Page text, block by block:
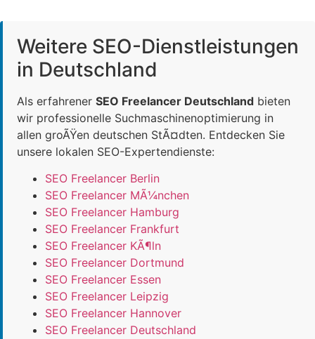
Weitere SEO-Dienstleistungen
in Deutschland
Als erfahrener SEO Freelancer Deutschland bieten
wir professionelle Suchmaschinenoptimierung in
allen groÃŸen deutschen StÃ¤dten. Entdecken Sie
unsere lokalen SEO-Expertendienste:
SEO Freelancer Berlin
SEO Freelancer MÃ¼nchen
SEO Freelancer Hamburg
SEO Freelancer Frankfurt
SEO Freelancer KÃ¶ln
SEO Freelancer Dortmund
SEO Freelancer Essen
SEO Freelancer Leipzig
SEO Freelancer Hannover
SEO Freelancer Deutschland